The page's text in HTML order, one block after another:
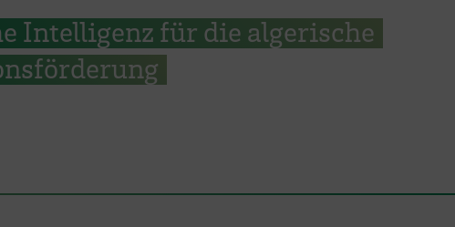
Intelligenz für die algerische